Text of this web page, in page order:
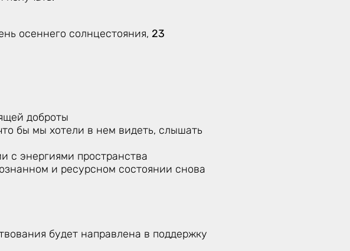
осеннего солнцестояния, 23
доброты
бы мы хотели в нем видеть, слышать
с энергиями пространства
и ресурсном состоянии снова
будет направлена в поддержку